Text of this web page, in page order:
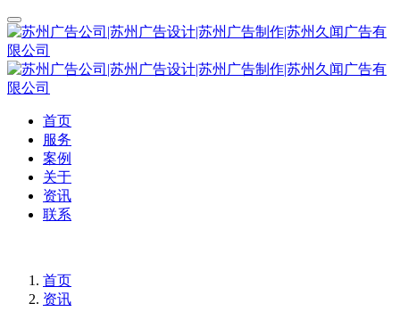
首页
服务
案例
关于
资讯
联系
首页
资讯